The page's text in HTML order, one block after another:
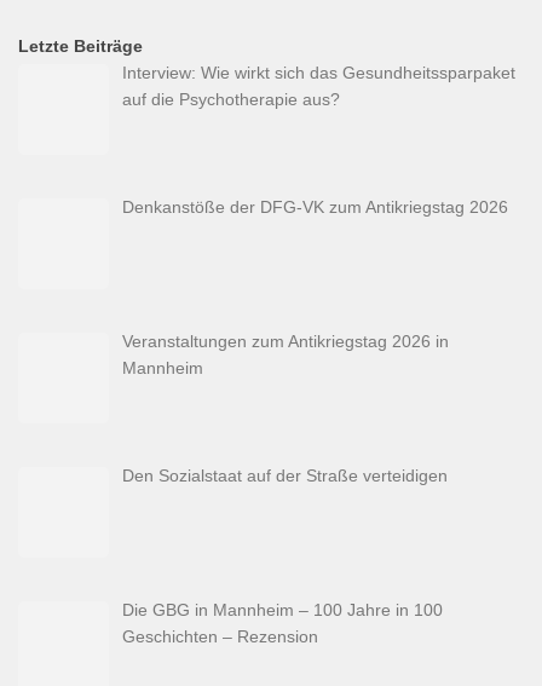
Letzte Beiträge
Interview: Wie wirkt sich das Gesundheitssparpaket
auf die Psychotherapie aus?
Denkanstöße der DFG-VK zum Antikriegstag 2026
Veranstaltungen zum Antikriegstag 2026 in
Mannheim
Den Sozialstaat auf der Straße verteidigen
Die GBG in Mannheim – 100 Jahre in 100
Geschichten – Rezension